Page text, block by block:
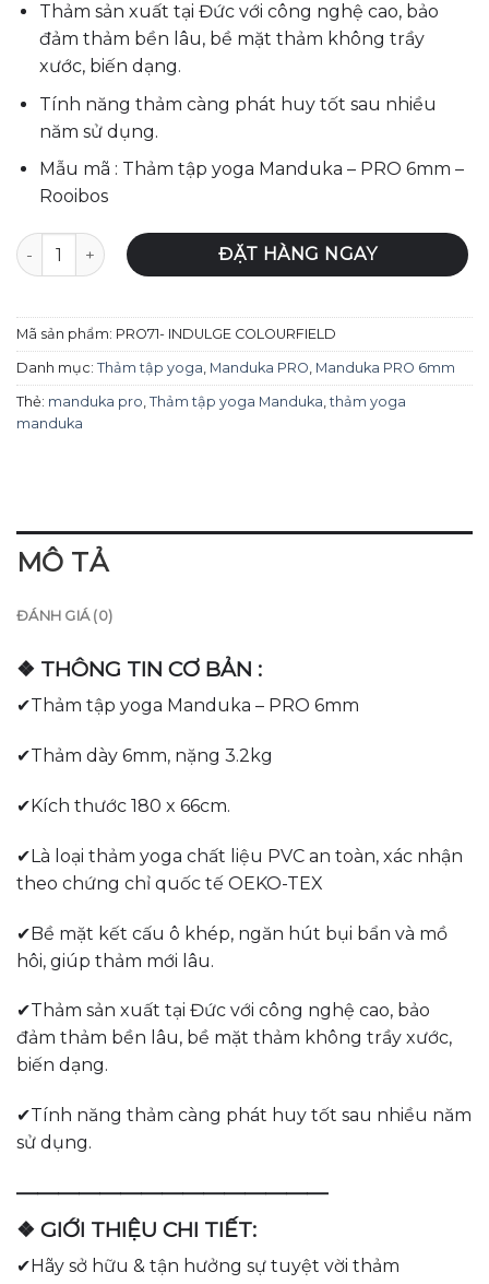
Thảm sản xuất tại Đức với công nghệ cao, bảo
đảm thảm bền lâu, bề mặt thảm không trầy
xước, biến dạng.
Tính năng thảm càng phát huy tốt sau nhiều
năm sử dụng.
Mẫu mã : Thảm tập yoga Manduka – PRO 6mm –
Rooibos
Thảm tập yoga Manduka - PRO 6mm - Indulge Colorfiel
ĐẶT HÀNG NGAY
Mã sản phẩm: PRO71- INDULGE COLOURFIELD
Danh mục: Thảm tập yoga, Manduka PRO, Manduka PRO 6mm
Thẻ: manduka pro, Thảm tập yoga Manduka,thảm yoga
manduka
MÔ TẢ
ĐÁNH GIÁ (0)
❖ THÔNG TIN CƠ BẢN :
✔Thảm tập yoga Manduka – PRO 6mm
✔Thảm dày 6mm, nặng 3.2kg
✔Kích thước 180 x 66cm.
✔Là loại thảm yoga chất liệu PVC an toàn, xác nhận
theo chứng chỉ quốc tế OEKO-TEX
✔Bề mặt kết cấu ô khép, ngăn hút bụi bẩn và mồ
hôi, giúp thảm mới lâu.
✔Thảm sản xuất tại Đức với công nghệ cao, bảo
đảm thảm bền lâu, bề mặt thảm không trầy xước,
biến dạng.
✔Tính năng thảm càng phát huy tốt sau nhiều năm
sử dụng.
———————————————
❖ GIỚI THIỆU CHI TIẾT:
✔Hãy sở hữu & tận hưởng sự tuyệt vời thảm